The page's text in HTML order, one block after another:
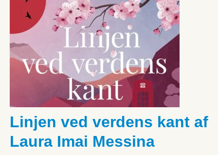
Linjen ved verdens kant af
Laura Imai Messina